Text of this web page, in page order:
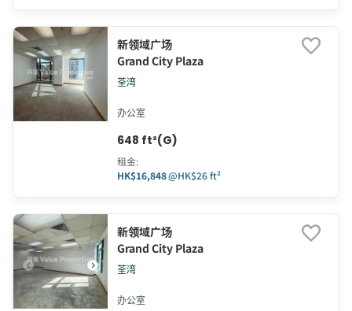
新领域广场
Grand City Plaza
荃湾
办公室
648 ft²(G)
租金:
HK$16,848@HK$26 ft²
新领域广场
Grand City Plaza
荃湾
办公室